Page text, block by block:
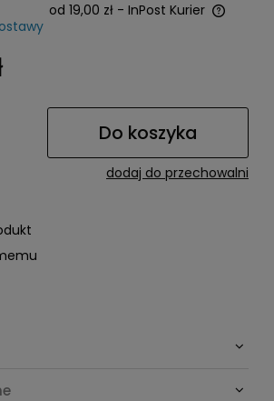
od 19,00 zł - InPost Kurier
ewentualnych kosztów płatności
Do koszyka
dodaj do przechowalni